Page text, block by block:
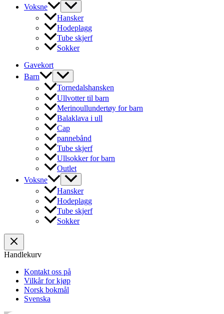
Voksne
Hansker
Hodeplagg
Tube skjerf
Sokker
Gavekort
Barn
Tornedalshansken
Ullvotter til barn
Merinoullundertøy for barn
Balaklava i ull
Cap
pannebånd
Tube skjerf
Ullsokker for barn
Outlet
Voksne
Hansker
Hodeplagg
Tube skjerf
Sokker
Handlekurv
Kontakt oss på
Vilkår for kjøp
Norsk bokmål
Svenska